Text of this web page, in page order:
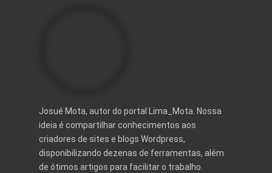
Josué Mota, autor do portal Lima_Mota. Nossa
ideia é compartilhar conhecimentos aos
criadores de sites e blogs Wordpress,
disponibilizando dezenas de ferramentas, além
de ótimos artigos para facilitar o trabalho.